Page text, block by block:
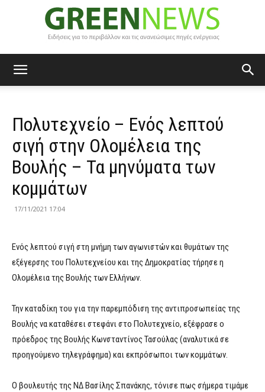
News
Πολυτεχνείο – Ενός λεπτού
σιγή στην Ολομέλεια της
Βουλής – Τα μηνύματα των
κομμάτων
17/11/2021 17:04
Ενός λεπτού σιγή στη μνήμη των αγωνιστών και θυμάτων της
εξέγερσης του Πολυτεχνείου και της Δημοκρατίας τήρησε η
Ολομέλεια της Βουλής των Ελλήνων.
Την καταδίκη του για την παρεμπόδιση της αντιπροσωπείας της
Βουλής να καταθέσει στεφάνι στο Πολυτεχνείο, εξέφρασε ο
πρόεδρος της Βουλής Κωνσταντίνος Τασούλας (αναλυτικά σε
προηγούμενο τηλεγράφημα) και εκπρόσωποι των κομμάτων.
Ο βουλευτής της ΝΔ Βασίλης Σπανάκης, τόνισε πως σήμερα τιμάμε